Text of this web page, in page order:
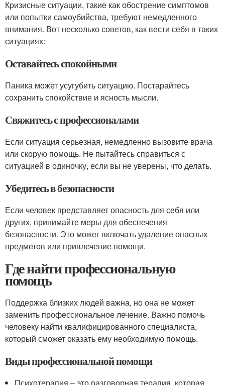
Кризисные ситуации, такие как обострение симптомов
или попытки самоубийства, требуют немедленного
внимания. Вот несколько советов, как вести себя в таких
ситуациях:
Оставайтесь спокойными
Паника может усугубить ситуацию. Постарайтесь
сохранить спокойствие и ясность мысли.
Свяжитесь с профессионалами
Если ситуация серьезная, немедленно вызовите врача
или скорую помощь. Не пытайтесь справиться с
ситуацией в одиночку, если вы не уверены, что делать.
Убедитесь в безопасности
Если человек представляет опасность для себя или
других, принимайте меры для обеспечения
безопасности. Это может включать удаление опасных
предметов или привлечение помощи.
Где найти профессиональную
помощь
Поддержка близких людей важна, но она не может
заменить профессиональное лечение. Важно помочь
человеку найти квалифицированного специалиста,
который сможет оказать ему необходимую помощь.
Виды профессиональной помощи